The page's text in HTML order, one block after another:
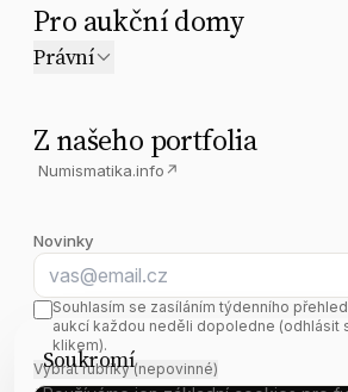
Soukromí
Pro aukční domy
Právní
Z našeho portfolia
Numismatika.info ↗
Novinky
E-mail
Souhlasím se zasíláním týdenního
aukcí každou neděli dopoledne (odhlásit
klikem).
Vybrat rubriky (nepovinné)